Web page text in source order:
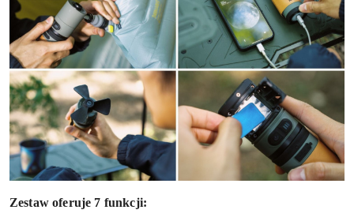
Zestaw oferuje 7 funkcji: